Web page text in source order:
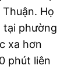
Họ
tại phường
xa hơn
phút liên